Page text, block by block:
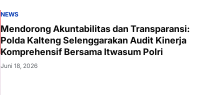
NEWS
Mendorong Akuntabilitas dan Transparansi:
Polda Kalteng Selenggarakan Audit Kinerja
Komprehensif Bersama Itwasum Polri
Juni 18, 2026